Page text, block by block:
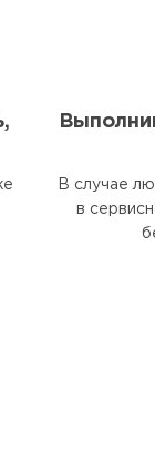
В случае
в